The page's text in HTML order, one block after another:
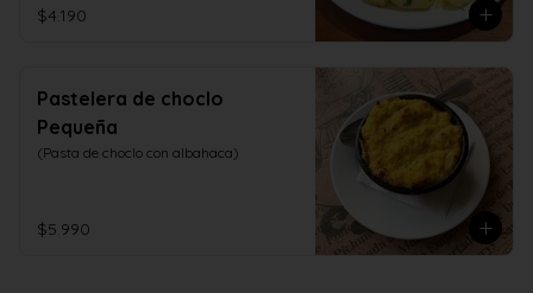
$4.190
Pastelera de choclo
Pequeña
(Pasta de choclo con albahaca)
$5.990